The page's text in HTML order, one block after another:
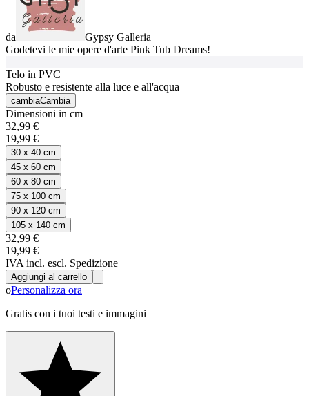
da
Gypsy Galleria
Godetevi le mie opere d'arte Pink Tub Dreams!
Telo in PVC
Robusto e resistente alla luce e all'acqua
cambiaCambia
Dimensioni in cm
32,99 €
19,99 €
30 x 40 cm
45 x 60 cm
60 x 80 cm
75 x 100 cm
90 x 120 cm
105 x 140 cm
32,99 €
19,99 €
IVA incl. escl. Spedizione
Aggiungi al carrello
oPersonalizza ora
Gratis con i tuoi testi e immagini